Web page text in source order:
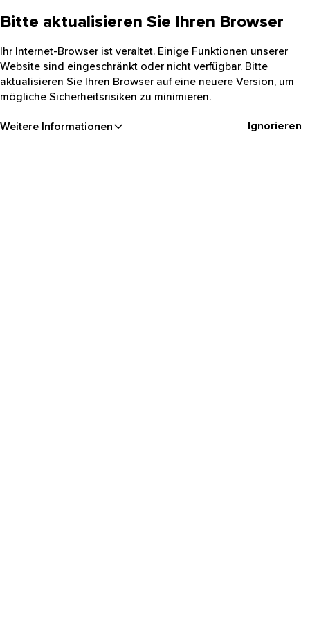
Bitte aktualisieren Sie Ihren Browser
Ihr Internet-Browser ist veraltet. Einige Funktionen unserer
Website sind eingeschränkt oder nicht verfügbar. Bitte
aktualisieren Sie Ihren Browser auf eine neuere Version, um
mögliche Sicherheitsrisiken zu minimieren.
Weitere Informationen Ignorieren